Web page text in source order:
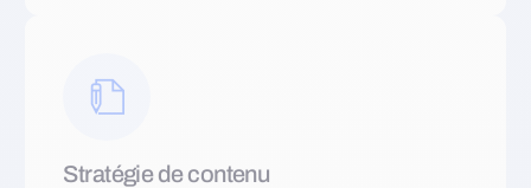
Stratégie de contenu